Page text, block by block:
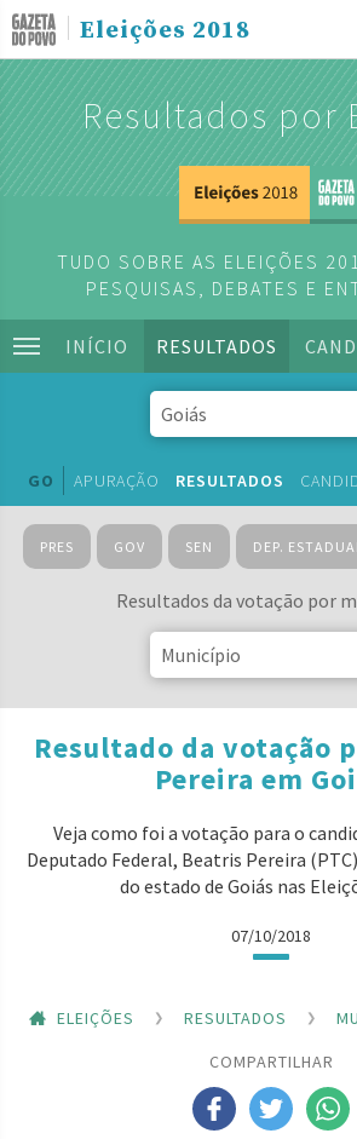
Eleições 2018
Resultados por
TUDO SOBRE AS ELEIÇÕES
PESQUISAS, DEBATES E
INÍCIO RESULTADOS
GO APURAÇÃO RESULTADOS
PRES GOV SEN DEP.
Resultados da votação por
Resultado da votação
Pereira em
Veja como foi a votação para o
Deputado Federal, Beatris Pereira
do estado de Goiás nas
07/10/2018
ELEIÇÕES RESULTADOS
COMPARTILHAR